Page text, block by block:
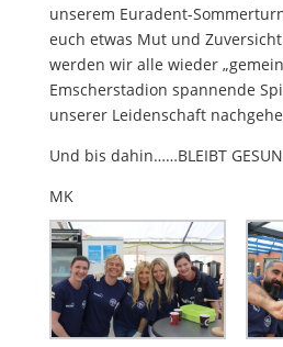
unserem Euradent-
euch etwas Mut und
werden wir alle wieder
Emscherstadion spannende
unserer Leidenschaft
Und bis dahin……BLEIBT
MK